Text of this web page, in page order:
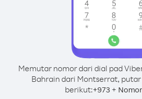
Memutar nomor dari dial pad
Bahrain dari Montserrat,
berikut:+973+